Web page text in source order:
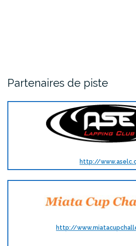
Partenaires de piste
http://
http://